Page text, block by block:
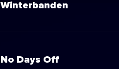
Winterbanden
No Days Off